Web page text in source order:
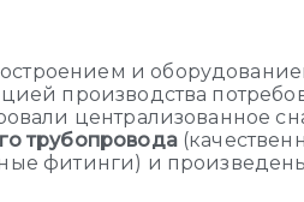
и
производства
централизованное
трубопровода
фитинги) и